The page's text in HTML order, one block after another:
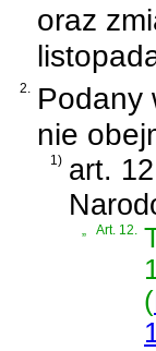
oraz
2.
Podany
nie
1) art.
Art. 12.
(